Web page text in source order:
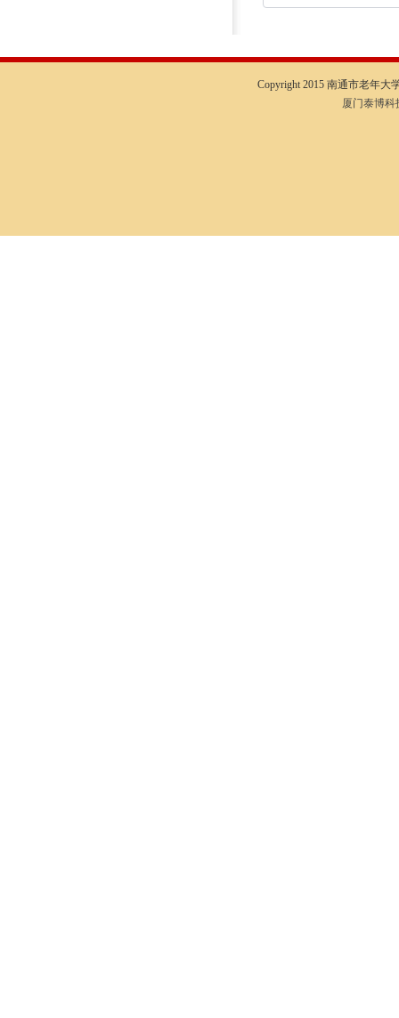
Copyright 2015 南通市老年大
厦门泰博